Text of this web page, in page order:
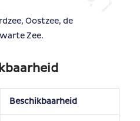
Oostzee, de
Zee.
Beschikbaarheid